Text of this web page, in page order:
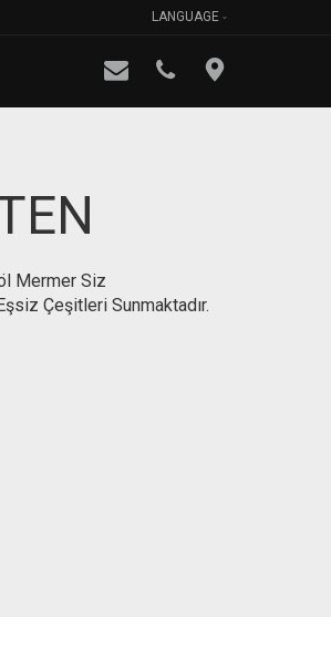
LANGUAGE
Mermer Siz
Çeşitleri Sunmaktadır.